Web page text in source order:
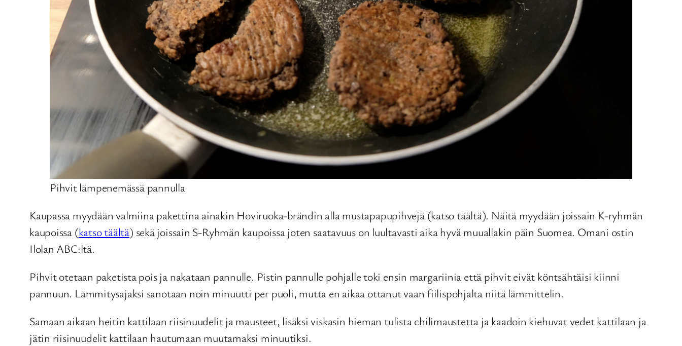
Pihvit lämpenemässä pannulla
Kaupassa myydään valmiina pakettina ainakin Hoviruoka-brändin alla mustapapupihvejä (katso täältä). Näitä myydään joissain K-ryhmän
kaupoissa (katso täältä) sekä joissain S-Ryhmän kaupoissa joten saatavuus on luultavasti aika hyvä muuallakin päin Suomea. Omani ostin
Ilolan ABC:ltä.
Pihvit otetaan paketista pois ja nakataan pannulle. Pistin pannulle pohjalle toki ensin margariinia että pihvit eivät köntsähtäisi kiinni
pannuun. Lämmitysajaksi sanotaan noin minuutti per puoli, mutta en aikaa ottanut vaan fiilispohjalta niitä lämmittelin.
Samaan aikaan heitin kattilaan riisinuudelit ja mausteet, lisäksi viskasin hieman tulista chilimaustetta ja kaadoin kiehuvat vedet kattilaan ja
jätin riisinuudelit kattilaan hautumaan muutamaksi minuutiksi.